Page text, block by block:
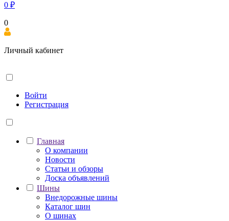
0 ₽
0
Личный кабинет
Войти
Регистрация
Главная
О компании
Новости
Статьи и обзоры
Доска объявлений
Шины
Внедорожные шины
Каталог шин
О шинах